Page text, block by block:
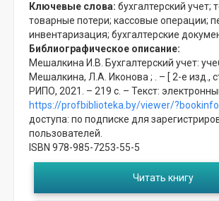
Ключевые слова: бухгалтерский учет;
товарные потери; кассовые операции;
инвентаризация; бухгалтерские
Библиографическое описание:
Мешалкина И.В. Бухгалтерский учет:
Мешалкина, Л.А. Иконова ; . – [ 2-е изд.,
РИПО, 2021. – 219 с. – Текст:
https://profbiblioteka.by/viewer/
доступа: по подписке для
пользователей.
ISBN 978-985-7253-55-5
Читать книгу